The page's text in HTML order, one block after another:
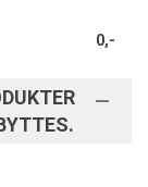
0,-